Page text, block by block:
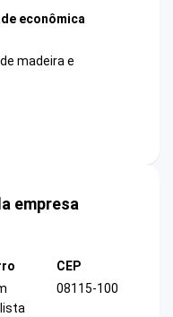
econômica
madeira e
empresa
CEP
08115-100